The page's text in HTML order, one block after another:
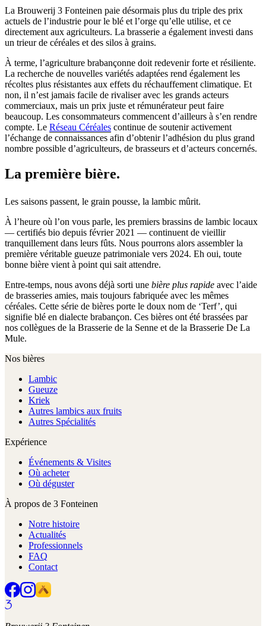
La Brouwerij 3 Fonteinen paie désormais plus du triple des prix
actuels de l’industrie pour le blé et l’orge qu’elle utilise, et ce
directement aux agriculteurs. La brasserie a également investi dans
un trieur de céréales et des silos à grains.
À terme, l’agriculture brabançonne doit redevenir forte et résiliente.
La recherche de nouvelles variétés adaptées rend également les
récoltes plus résistantes aux effets du réchauffement climatique. Et
non, il n’est jamais facile de rivaliser avec les grands acteurs
commerciaux, mais un prix juste et rémunérateur peut faire
beaucoup. Les consommateurs commencent d’ailleurs à s’en rendre
compte. Le Réseau Céréales continue de soutenir activement
l’échange de connaissances afin d’obtenir l’adhésion du plus grand
nombre possible d’agriculteurs, de brasseurs et d’acteurs concernés.
La première bière.
Les saisons passent, le grain pousse, la lambic mûrit.
À l’heure où l’on vous parle, les premiers brassins de lambic locaux
— certifiés bio depuis février 2021 — continuent de vieillir
tranquillement dans leurs fûts. Nous pourrons alors assembler la
première véritable gueuze patrimoniale vers 2024. Eh oui, toute
bonne bière vient à point qui sait attendre.
Entre-temps, nous avons déjà sorti une bière plus rapide avec l’aide
de brasseries amies, mais toujours fabriquée avec les mêmes
céréales. Cette série de bières porte le doux nom de ‘Terf’, qui
signifie blé en dialecte brabançon. Ces bières ont été brassées par
nos collègues de la Brasserie de la Senne et de la Brasserie De La
Mule.
Nos bières
Lambic
Gueuze
Kriek
Autres lambics aux fruits
Autres Spécialités
Expérience
Événements & Visites
Où acheter
Où déguster
À propos de 3 Fonteinen
Notre histoire
Actualités
Professionnels
FAQ
Contact